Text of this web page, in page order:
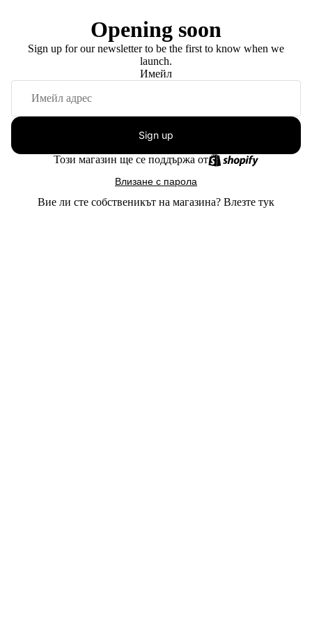
Opening soon
Sign up for our newsletter to be the first to know when we
launch.
Имейл
Sign up
Този магазин ще се поддържа от
Влизане с парола
Вие ли сте собственикът на магазина? Влезте тук